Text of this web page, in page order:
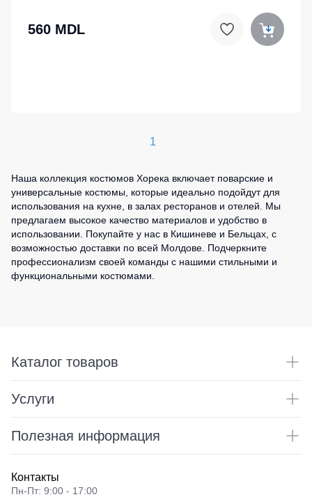
560 MDL
1
Наша коллекция костюмов Хорека включает поварские и
универсальные костюмы, которые идеально подойдут для
использования на кухне, в залах ресторанов и отелей. Мы
предлагаем высокое качество материалов и удобство в
использовании. Покупайте у нас в Кишиневе и Бельцах, с
возможностью доставки по всей Молдове. Подчеркните
профессионализм своей команды с нашими стильными и
функциональными костюмами.
Каталог товаров
Услуги
Полезная информация
Контакты
Пн-Пт: 9:00 - 17:00